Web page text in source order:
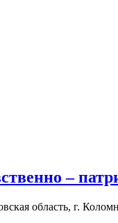
–
область, г.